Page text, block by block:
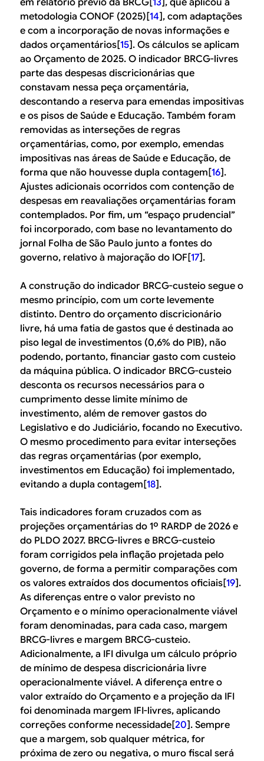
em relatório prévio da BRCG[13], que aplicou a
metodologia CONOF (2025)[14], com adaptações
e com a incorporação de novas informações e
dados orçamentários[15]. Os cálculos se aplicam
ao Orçamento de 2025. O indicador BRCG-livres
parte das despesas discricionárias que
constavam nessa peça orçamentária,
descontando a reserva para emendas impositivas
e os pisos de Saúde e Educação. Também foram
removidas as interseções de regras
orçamentárias, como, por exemplo, emendas
impositivas nas áreas de Saúde e Educação, de
forma que não houvesse dupla contagem[16].
Ajustes adicionais ocorridos com contenção de
despesas em reavaliações orçamentárias foram
contemplados. Por fim, um “espaço prudencial”
foi incorporado, com base no levantamento do
jornal Folha de São Paulo junto a fontes do
governo, relativo à majoração do IOF[17].
A construção do indicador BRCG-custeio segue o
mesmo princípio, com um corte levemente
distinto. Dentro do orçamento discricionário
livre, há uma fatia de gastos que é destinada ao
piso legal de investimentos (0,6% do PIB), não
podendo, portanto, financiar gasto com custeio
da máquina pública. O indicador BRCG-custeio
desconta os recursos necessários para o
cumprimento desse limite mínimo de
investimento, além de remover gastos do
Legislativo e do Judiciário, focando no Executivo.
O mesmo procedimento para evitar interseções
das regras orçamentárias (por exemplo,
investimentos em Educação) foi implementado,
evitando a dupla contagem[18].
Tais indicadores foram cruzados com as
projeções orçamentárias do 1º RARDP de 2026 e
do PLDO 2027. BRCG-livres e BRCG-custeio
foram corrigidos pela inflação projetada pelo
governo, de forma a permitir comparações com
os valores extraídos dos documentos oficiais[19].
As diferenças entre o valor previsto no
Orçamento e o mínimo operacionalmente viável
foram denominadas, para cada caso, margem
BRCG-livres e margem BRCG-custeio.
Adicionalmente, a IFI divulga um cálculo próprio
de mínimo de despesa discricionária livre
operacionalmente viável. A diferença entre o
valor extraído do Orçamento e a projeção da IFI
foi denominada margem IFI-livres, aplicando
correções conforme necessidade[20]. Sempre
que a margem, sob qualquer métrica, for
próxima de zero ou negativa, o muro fiscal será